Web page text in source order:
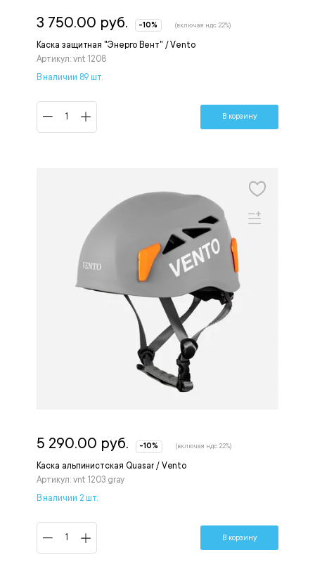
Каска защитная "Энерго Вент" / Vento
Артикул: vnt 1208
3 750.00 руб. -10% (включая ндс 22%)
В наличии 89 шт.
В корзину
Каска альпинистская Quasar / Vento
Артикул: vnt 1203 gray
5 290.00 руб. -10% (включая ндс 22%)
В наличии 2 шт.
В корзину